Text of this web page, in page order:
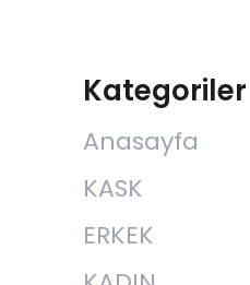
Kategoriler
Anasayfa
KASK
ERKEK